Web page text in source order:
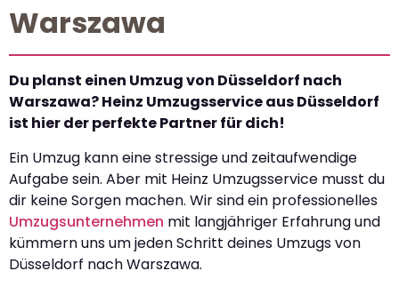
Warszawa
Du planst einen Umzug von Düsseldorf nach
Warszawa? Heinz Umzugsservice aus Düsseldorf
ist hier der perfekte Partner für dich!
Ein Umzug kann eine stressige und zeitaufwendige
Aufgabe sein. Aber mit Heinz Umzugsservice musst du
dir keine Sorgen machen. Wir sind ein professionelles
Umzugsunternehmen mit langjähriger Erfahrung und
kümmern uns um jeden Schritt deines Umzugs von
Düsseldorf nach Warszawa.